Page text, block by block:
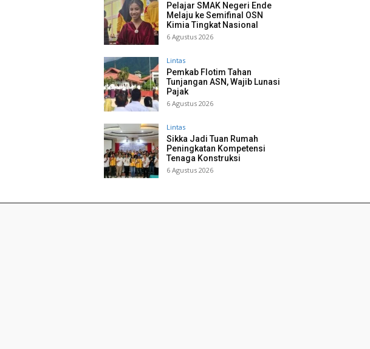
Pelajar SMAK Negeri Ende
Melaju ke Semifinal OSN
Kimia Tingkat Nasional
6 Agustus 2026
Lintas
Pemkab Flotim Tahan
Tunjangan ASN, Wajib Lunasi
Pajak
6 Agustus 2026
Lintas
Sikka Jadi Tuan Rumah
Peningkatan Kompetensi
Tenaga Konstruksi
6 Agustus 2026